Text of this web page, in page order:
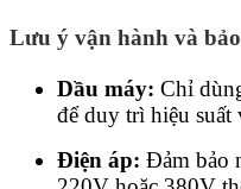
Lưu ý vận hành và
Dầu máy: Chỉ
để duy trì hiệu suất
Điện áp: Đảm bảo